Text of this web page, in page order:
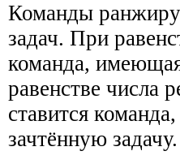
Команды
задач. При
команда,
равенстве числа
ставится
зачтённую задачу.